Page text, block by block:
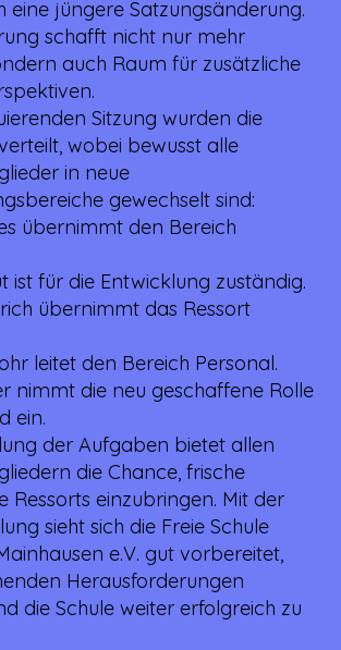
eine jüngere Satzungsänderung.
schafft nicht nur mehr
auch Raum für zusätzliche
Sitzung wurden die
wobei bewusst alle
in neue
gewechselt sind:
übernimmt den Bereich
ist für die Entwicklung zuständig.
übernimmt das Ressort
leitet den Bereich Personal.
nimmt die neu geschaffene Rolle
ein.
der Aufgaben bietet allen
die Chance, frische
Ressorts einzubringen. Mit der
sieht sich die Freie Schule
e.V. gut vorbereitet,
Herausforderungen
die Schule weiter erfolgreich zu